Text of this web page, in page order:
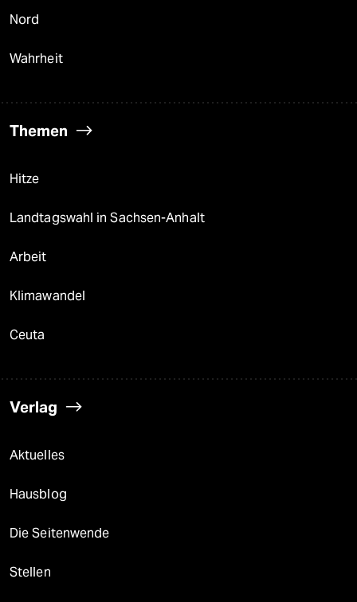
Nord
Wahrheit
Themen
Hitze
Landtagswahl in Sachsen-Anhalt
Arbeit
Klimawandel
Ceuta
Verlag
Aktuelles
Hausblog
Die Seitenwende
Stellen